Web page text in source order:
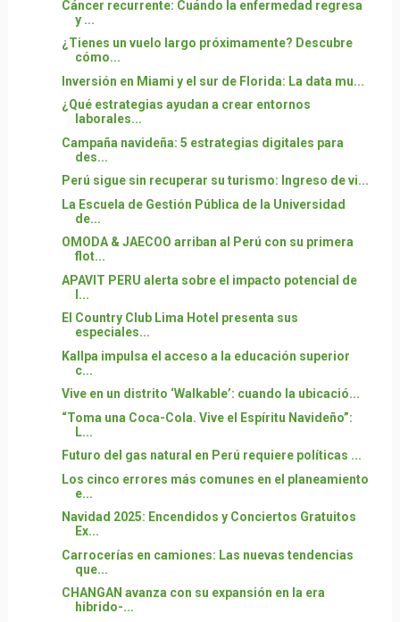
Cáncer recurrente: Cuándo la enfermedad regresa
y ...
¿Tienes un vuelo largo próximamente? Descubre
cómo...
Inversión en Miami y el sur de Florida: La data mu...
¿Qué estrategias ayudan a crear entornos
laborales...
Campaña navideña: 5 estrategias digitales para
des...
Perú sigue sin recuperar su turismo: Ingreso de vi...
La Escuela de Gestión Pública de la Universidad
de...
OMODA & JAECOO arriban al Perú con su primera
flot...
APAVIT PERU alerta sobre el impacto potencial de
l...
El Country Club Lima Hotel presenta sus
especiales...
Kallpa impulsa el acceso a la educación superior
c...
Vive en un distrito ‘Walkable’: cuando la ubicació...
“Toma una Coca-Cola. Vive el Espíritu Navideño”:
L...
Futuro del gas natural en Perú requiere políticas ...
Los cinco errores más comunes en el planeamiento
e...
Navidad 2025: Encendidos y Conciertos Gratuitos
Ex...
Carrocerías en camiones: Las nuevas tendencias
que...
CHANGAN avanza con su expansión en la era
hibrido-...